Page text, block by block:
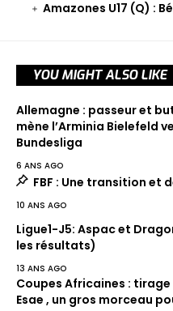
Amazones U17 (Q) :
YOU MIGHT ALSO LIKE
Allemagne : passeur et
mène l’Arminia Bielefeld
Bundesliga
6 ANS AGO
FBF : Une transition et
10 ANS AGO
Ligue1-J5: Aspac et
les résultats)
13 ANS AGO
Coupes Africaines :
Esae , un gros morceau